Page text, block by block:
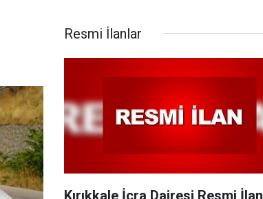
Resmi İlanlar
Kırıkkale İcra Dairesi Resmi İlan